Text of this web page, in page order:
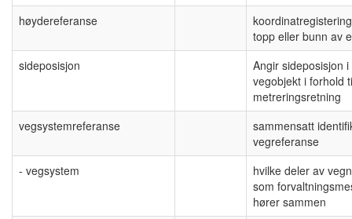
høydereferanse
topp eller bunn av
sideposisjon
Angir sideposisjon i
vegobjekt i forhold
metreringsretning
vegsystemreferanse
sammensatt
vegreferanse
- vegsystem
hvilke deler av
som
hører sammen